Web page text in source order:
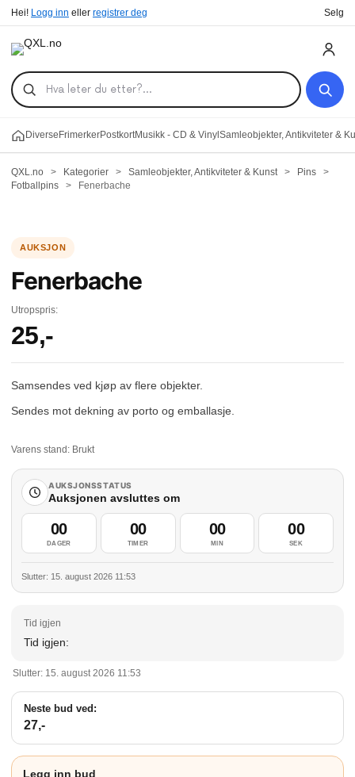
Hei! Logg inn eller registrer deg Selg
Diverse FrimerkerPostkortMusikk - CD & Vinyl Samleobjekter, Antikviteter &
QXL.no > Kategorier > Samleobjekter, Antikviteter & Kunst > Pins
>
Fotballpins
> Fenerbache
Fenerbache
Utropspris:
25,-
Samsendes ved kjøp av flere objekter.
Sendes mot dekning av porto og emballasje.
Varens stand: Brukt
AUKSJONSSTATUS
Auksjonen avsluttes om
00
DAGER
00
TIMER
00
MIN
00
SEK
Slutter: 15. august 2026 11:53
Tid igjen:
Slutter: 15. august 2026 11:53
Neste bud ved:
27,-